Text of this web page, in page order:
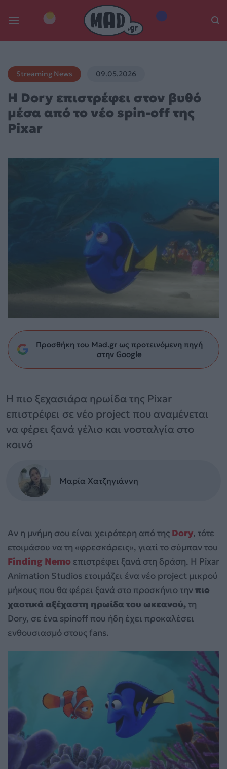
Streaming News 09.05.2026
Η Dory επιστρέφει στον βυθό
μέσα από το νέο spin-off της
Pixar
Προσθήκη του Mad.gr ως προτεινόμενη πηγή
στην Google
Η πιο ξεχασιάρα ηρωίδα της Pixar
επιστρέφει σε νέο project που αναμένεται
να φέρει ξανά γέλιο και νοσταλγία στο
κοινό
Μαρία Χατζηγιάννη
Αν η μνήμη σου είναι χειρότερη από της Dory, τότε
ετοιμάσου να τη «φρεσκάρεις», γιατί το σύμπαν του
Finding Nemo επιστρέφει ξανά στη δράση. Η Pixar
Animation Studios ετοιμάζει ένα νέο project μικρού
μήκους που θα φέρει ξανά στο προσκήνιο τηνπιο
χαοτικά αξέχαστη ηρωίδα του ωκεανού,τη
Dory, σε ένα spinoff που ήδη έχει προκαλέσει
ενθουσιασμό στους fans.